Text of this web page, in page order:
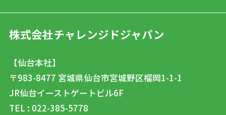
株式会社チャレンジドジャパン
【仙台本社】
〒983-8477 宮城県仙台市宮城野区榴岡1-1-1
JR仙台イーストゲートビル6F
TEL : 022-385-5778